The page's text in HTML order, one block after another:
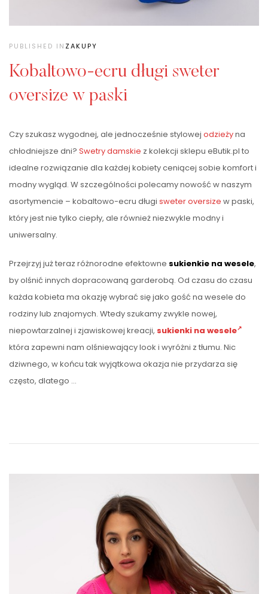
PUBLISHED IN ZAKUPY
Kobaltowo-ecru długi sweter
oversize w paski
Czy szukasz wygodnej, ale jednocześnie stylowej odzieżyna
chłodniejsze dni? Swetry damskie z kolekcji sklepu eButik.pl to
idealne rozwiązanie dla każdej kobiety ceniącej sobie komfort i
modny wygląd. W szczególności polecamy nowość w naszym
asortymencie – kobaltowo-ecru długi sweter oversize w paski,
który jest nie tylko ciepły, ale również niezwykle modny i
uniwersalny.
Przejrzyj już teraz różnorodne efektowne sukienkie na wesele,
by olśnić innych dopracowaną garderobą. Od czasu do czasu
każda kobieta ma okazję wybrać się jako gość na wesele do
rodziny lub znajomych. Wtedy szukamy zwykle nowej,
niepowtarzalnej i zjawiskowej kreacji, sukienki na wesele
która zapewni nam olśniewający look i wyróżni z tłumu. Nic
dziwnego, w końcu tak wyjątkowa okazja nie przydarza się
często, dlatego …